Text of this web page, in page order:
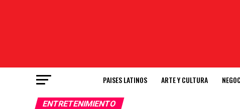
PAISES LATINOS ARTE Y CULTURA
ENTRETENIMIENTO